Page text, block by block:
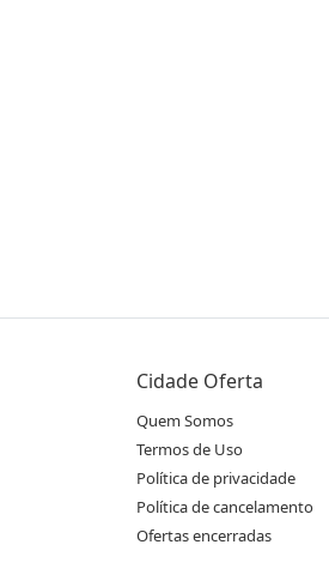
Receba as
Destaques &
Marca: Fenzza
Cidade Oferta
Quem Somos
Termos de Uso
Política de privacidade
Política de cancelamento
Ofertas encerradas